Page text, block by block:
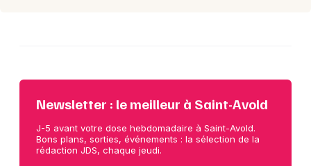
Newsletter : le meilleur à Saint-Avold
J-5 avant votre dose hebdomadaire à Saint-Avold.
Bons plans, sorties, événements : la sélection de la
rédaction JDS, chaque jeudi.